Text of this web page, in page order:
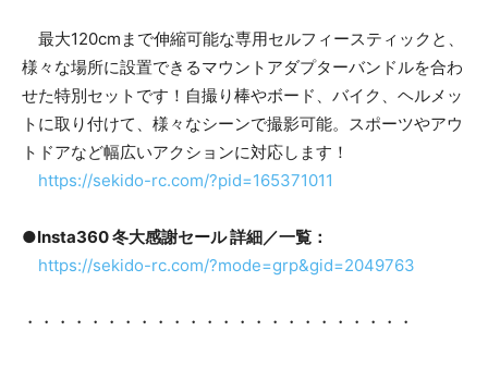
最大120cmまで伸縮可能な専用セルフィースティックと、
様々な場所に設置できるマウントアダプターバンドルを合わ
せた特別セットです！自撮り棒やボード、バイク、ヘルメッ
トに取り付けて、様々なシーンで撮影可能。スポーツやアウ
トドアなど幅広いアクションに対応します！
https://sekido-rc.com/?pid=165371011
●Insta360 冬大感謝セール 詳細／一覧：
https://sekido-rc.com/?mode=grp&gid=2049763
・・・・・・・・・・・・・・・・・・・・・・・・